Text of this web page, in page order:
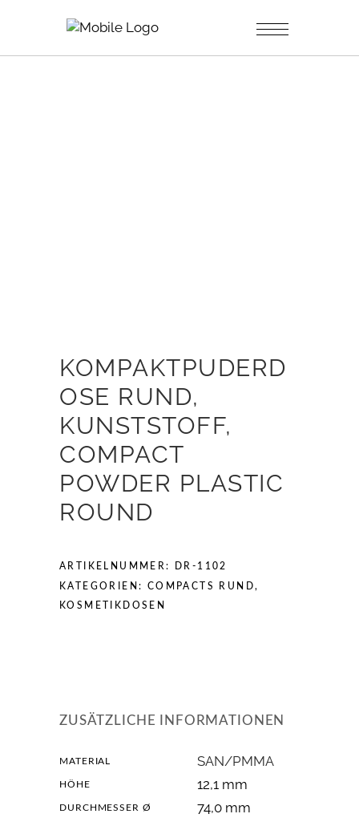
KOMPAKTPUDERD
OSE RUND,
KUNSTSTOFF,
COMPACT
POWDER PLASTIC
ROUND
ARTIKELNUMMER: DR-1102
KATEGORIEN: COMPACTS RUND,
KOSMETIKDOSEN
ZUSÄTZLICHE INFORMATIONEN
MATERIAL SAN/PMMA
HÖHE 12,1 mm
DURCHMESSER Ø 74,0 mm